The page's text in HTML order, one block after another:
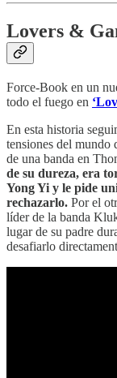
Lovers &
Force-Book en un
todo el fuego en
En esta historia
tensiones del mundo
de una banda en
de su dureza, era
Yong Yi y le pide
rechazarlo. Por el
líder de la banda
lugar de su padre
desafiarlo